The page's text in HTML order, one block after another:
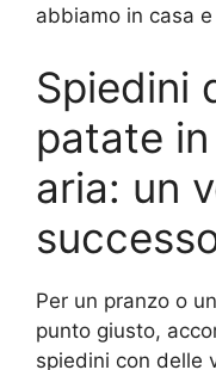
abbiamo in casa
Spiedini
patate
aria: un
Per un pranzo o
punto giusto,
spiedini con delle